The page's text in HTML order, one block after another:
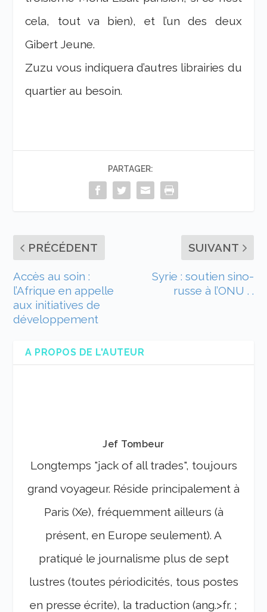
cela, tout va bien), et l’un des deux
Gibert Jeune.
Zuzu vous indiquera d’autres librairies du
quartier au besoin.
PARTAGER:
PRÉCÉDENT
Accès au soin :
l’Afrique en appelle
aux initiatives de
développement
SUIVANT
Syrie : soutien sino-
russe à l’ONU . .
A PROPOS DE L'AUTEUR
Jef Tombeur
Longtemps "jack of all trades", toujours
grand voyageur. Réside principalement à
Paris (Xe), fréquemment ailleurs (à
présent, en Europe seulement). A
pratiqué le journalisme plus de sept
lustres (toutes périodicités, tous postes
en presse écrite), la traduction (ang.>fr. ;